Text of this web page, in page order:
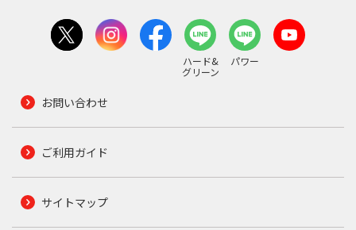
ハード&
グリーン
パワー
お問い合わせ
ご利用ガイド
サイトマップ